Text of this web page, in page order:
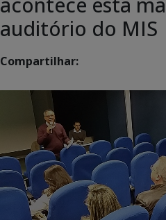
auditório do MIS
Compartilhar: